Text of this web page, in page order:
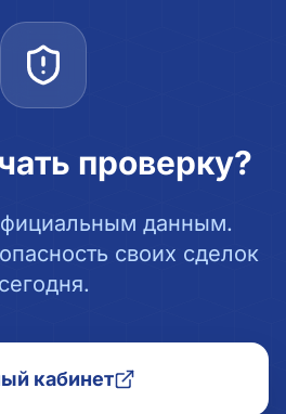
проверку?
данным.
своих сделок
сегодня.
кабинет